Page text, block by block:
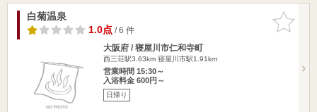
お気に入
りに追加
白菊温泉
1.0点/ 6 件
大阪府 / 寝屋川市仁和寺町
西三荘駅3.63km 寝屋川市駅1.91km
営業時間 15:30～
入浴料金 600円～
日帰り